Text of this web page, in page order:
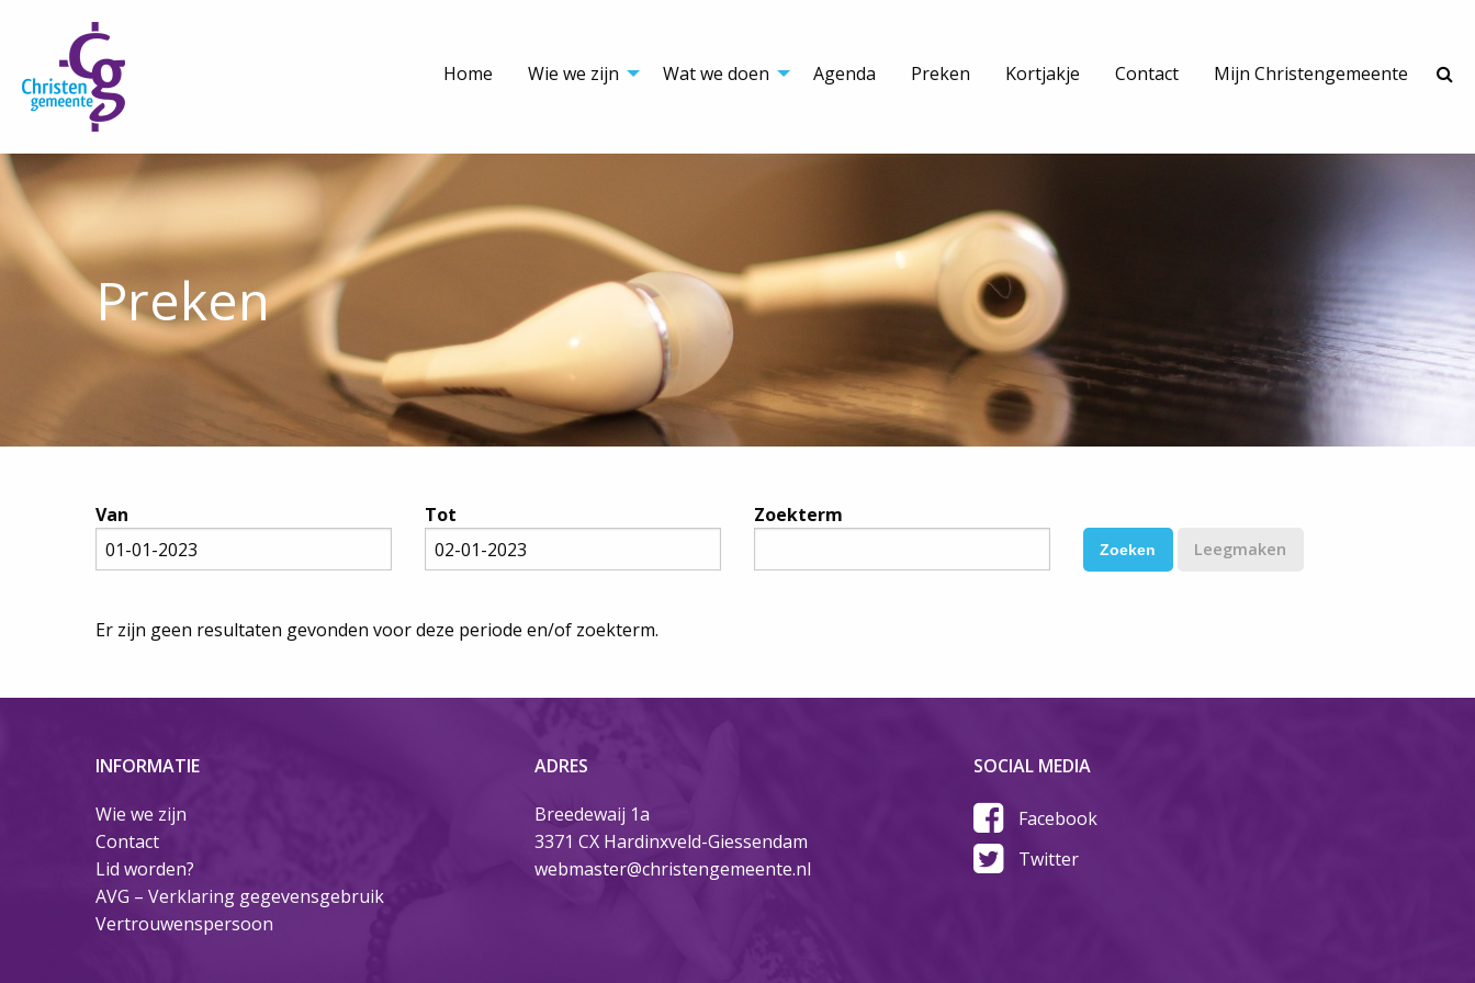
Home Wie we zijn Wat we doen Agenda Preken Kortjakje Contact Mijn Christengemeente
Preken
Van Tot Zoekterm
Leegmaken
Er zijn geen resultaten gevonden voor deze periode en/of zoekterm.
INFORMATIE
Wie we zijn
Contact
Lid worden?
AVG – Verklaring gegevensgebruik
Vertrouwenspersoon
ADRES
Breedewaij 1a
3371 CX Hardinxveld-Giessendam
webmaster@christengemeente.nl
SOCIAL MEDIA
Facebook
Twitter